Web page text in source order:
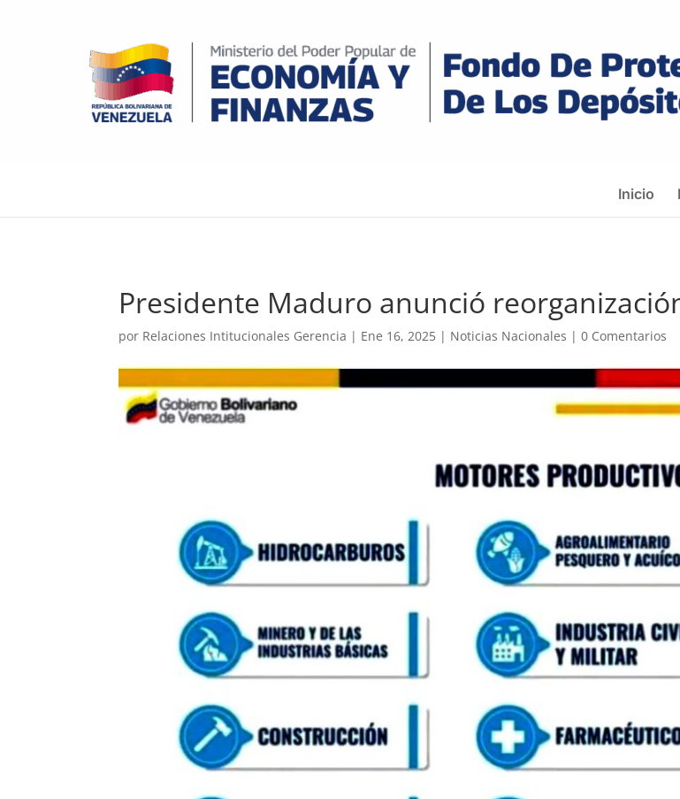
Inicio
Presidente Maduro anunció
por Relaciones Intitucionales Gerencia | Ene 16, 2025 | Noticias Nacionales |0 Comentarios